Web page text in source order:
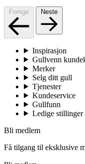
Forrige Neste
Inspirasjon
Gullvenn
Merker
Selg ditt gull
Tjenester
Kundeservice
Gullfunn
Ledige stillinger
Bli medlem
Få tilgang til eksklusive